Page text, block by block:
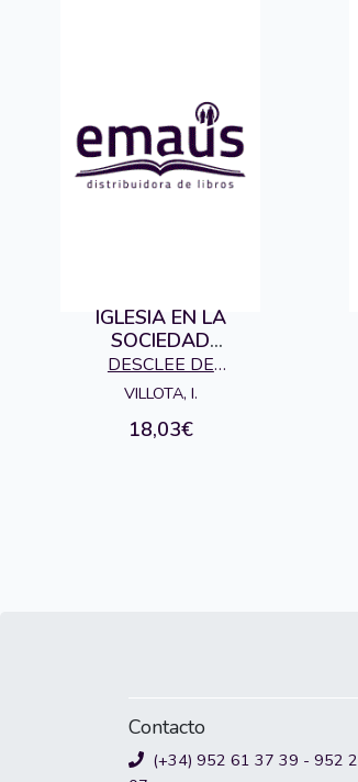
IGLESIA EN LA
SOCIEDAD
ESPAÑOLA Y VASCA
CONTEMPOR.
DESCLEE DE
BROUWER S.A.,
EDITORIAL
VILLOTA, I.
18,03€
Contacto
(+34) 952 61 37 39 - 952